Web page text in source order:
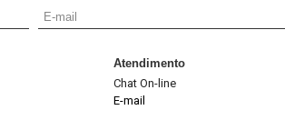
Atendimento
Chat On-line
E-mail